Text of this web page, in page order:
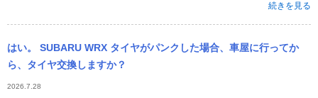
続きを見る
はい。 SUBARU WRX タイヤがパンクした場合、車屋に行ってか
ら、タイヤ交換しますか？
2026.7.28